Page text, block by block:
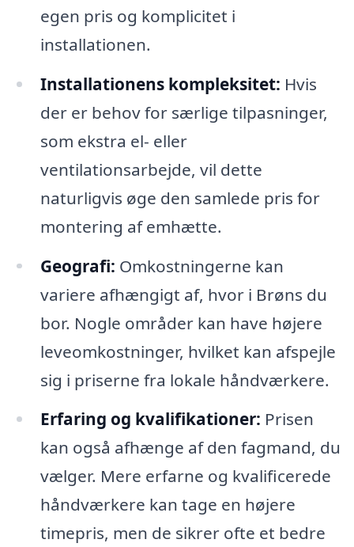
egen pris og komplicitet i
installationen.
Installationens kompleksitet: Hvis
der er behov for særlige tilpasninger,
som ekstra el- eller
ventilationsarbejde, vil dette
naturligvis øge den samlede pris for
montering af emhætte.
Geografi: Omkostningerne kan
variere afhængigt af, hvor i Brøns du
bor. Nogle områder kan have højere
leveomkostninger, hvilket kan afspejle
sig i priserne fra lokale håndværkere.
Erfaring og kvalifikationer: Prisen
kan også afhænge af den fagmand, du
vælger. Mere erfarne og kvalificerede
håndværkere kan tage en højere
timepris, men de sikrer ofte et bedre